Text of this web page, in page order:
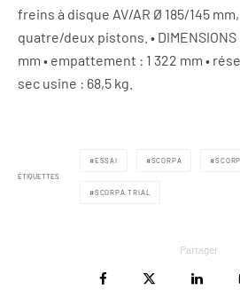
freins à disque AV/AR Ø 185/145
quatre/deux pistons. •
mm • empattement : 1 322 mm •
sec usine : 68,5 kg.
ÉTIQUETTES
ESSAI SCORPA
SCORPA TRIAL
Partager